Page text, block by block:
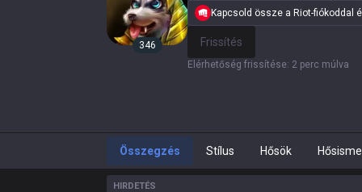
346
Kapcsold össze a Riot-fiókoddal
Frissítés
Elérhetőség frissítése: 2 perc múlva
Összegzés Stílus Hősök
HIRDETÉS